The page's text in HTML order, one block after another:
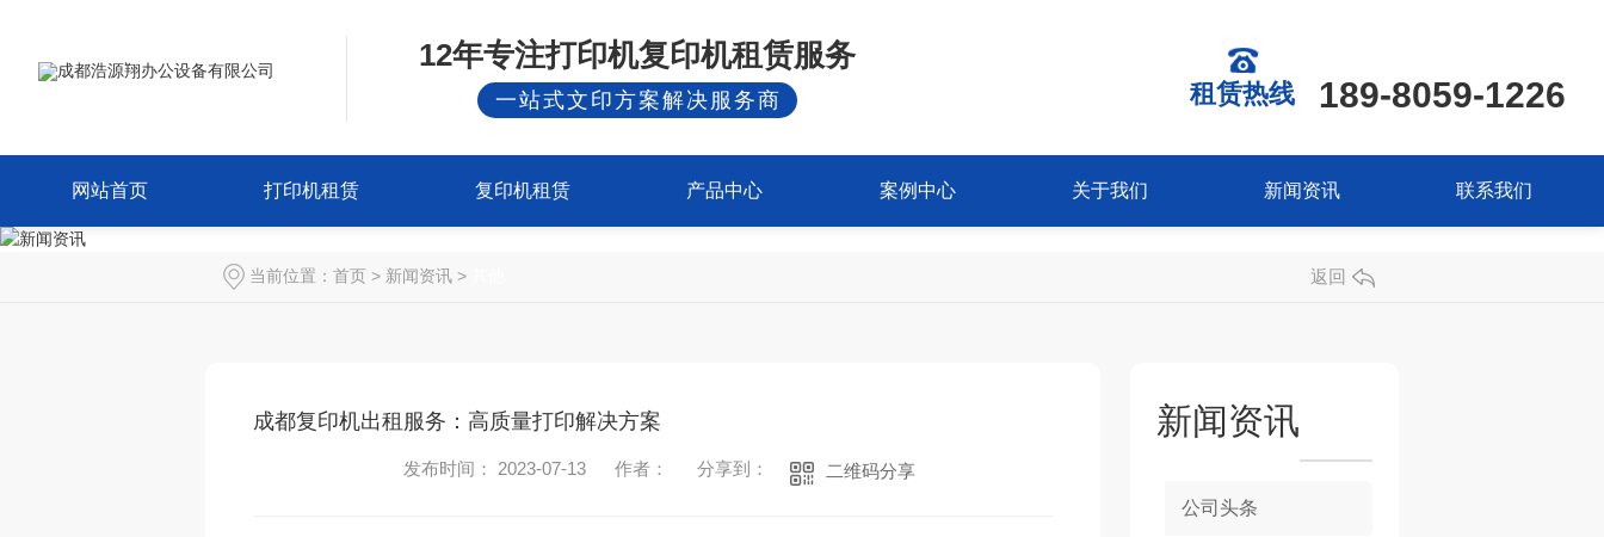
12年专注打印机复印机租赁服务
一站式文印方案解决服务商 租赁热线 189-8059-1226
网站首页 打印机租赁 复印机租赁 产品中心 案例中心 关于我们 新闻资讯 联系我们
当前位置： 首页 > 新闻资讯 > 返回
成都复印机出租服务：高质量打印解决方案
发布时间： 2023-07-13 作者： 分享到： 二维码分享
新闻资讯
公司头条